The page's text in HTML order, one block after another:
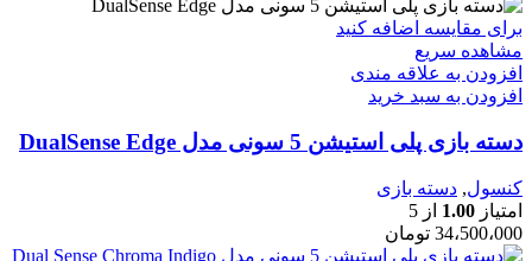
برای مقایسه اضافه کنید
مشاهده سریع
افزودن به علاقه مندی
افزودن به سبد خرید
دسته بازی پلی استیشن 5 سونی مدل DualSense Edge
کنسول, دسته بازی
امتیاز 1.00 از 5
34،500،000 تومان